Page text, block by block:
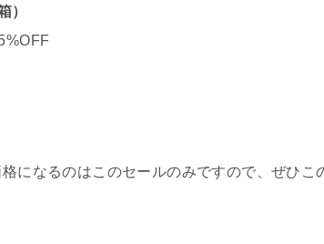
）
になるのはこのセールのみですので、ぜひこ